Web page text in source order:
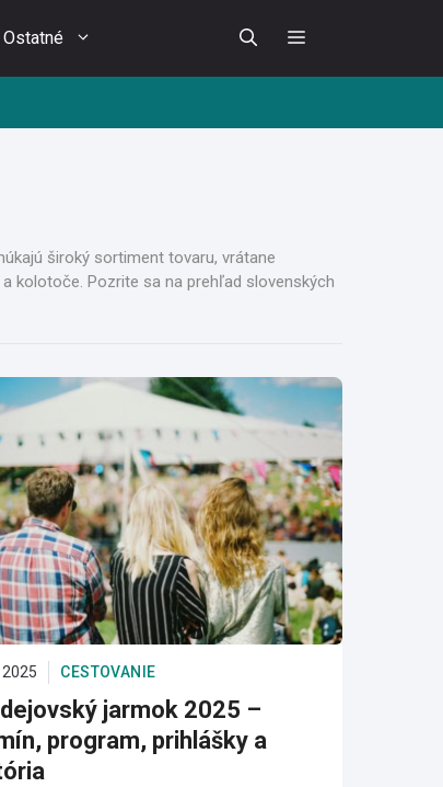
Ostatné
široký sortiment tovaru, vrátane
kolotoče. Pozrite sa na prehľad slovenských
2025 CESTOVANIE
jarmok 2025 –
program, prihlášky a